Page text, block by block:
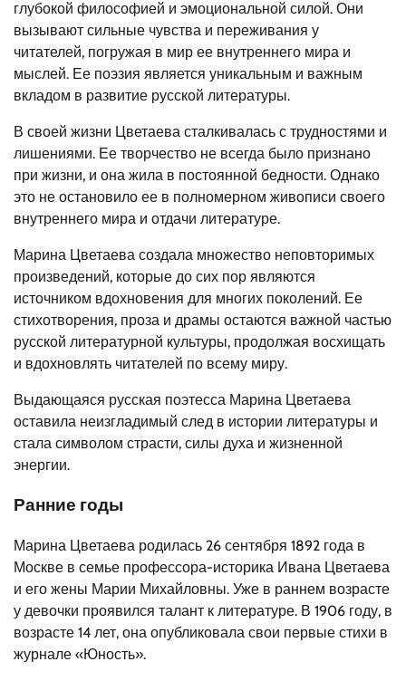
глубокой философией и эмоциональной силой. Они
вызывают сильные чувства и переживания у
читателей, погружая в мир ее внутреннего мира и
мыслей. Ее поэзия является уникальным и важным
вкладом в развитие русской литературы.
В своей жизни Цветаева сталкивалась с трудностями и
лишениями. Ее творчество не всегда было признано
при жизни, и она жила в постоянной бедности. Однако
это не остановило ее в полномерном живописи своего
внутреннего мира и отдачи литературе.
Марина Цветаева создала множество неповторимых
произведений, которые до сих пор являются
источником вдохновения для многих поколений. Ее
стихотворения, проза и драмы остаются важной частью
русской литературной культуры, продолжая восхищать
и вдохновлять читателей по всему миру.
Выдающаяся русская поэтесса Марина Цветаева
оставила неизгладимый след в истории литературы и
стала символом страсти, силы духа и жизненной
энергии.
Ранние годы
Марина Цветаева родилась 26 сентября 1892 года в
Москве в семье профессора-историка Ивана Цветаева
и его жены Марии Михайловны. Уже в раннем возрасте
у девочки проявился талант к литературе. В 1906 году, в
возрасте 14 лет, она опубликовала свои первые стихи в
журнале «Юность».